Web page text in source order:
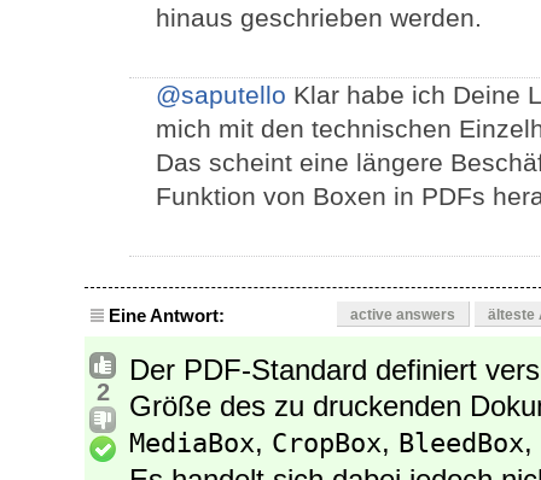
hinaus geschrieben werden.
@saputello Klar habe ich Deine
mich mit den technischen
Das scheint eine längere
Funktion von Boxen in PDFs
Eine Antwort: active answers älteste
2
Der PDF-Standard definiert
Größe des zu druckenden
MediaBox, CropBox, BleedBox,